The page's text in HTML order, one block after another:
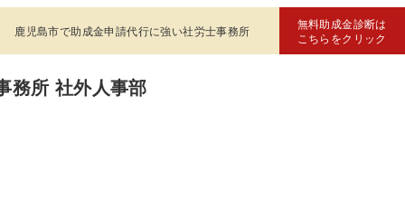
鹿児島市で助成金申請代行に強い社労士事務所
無料助成金診断は
こちらをクリック
務所 社外人事部